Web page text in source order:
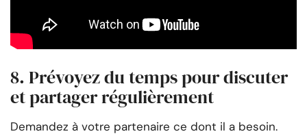
8. Prévoyez du temps pour discuter
et partager régulièrement
Demandez à votre partenaire ce dont il a besoin.